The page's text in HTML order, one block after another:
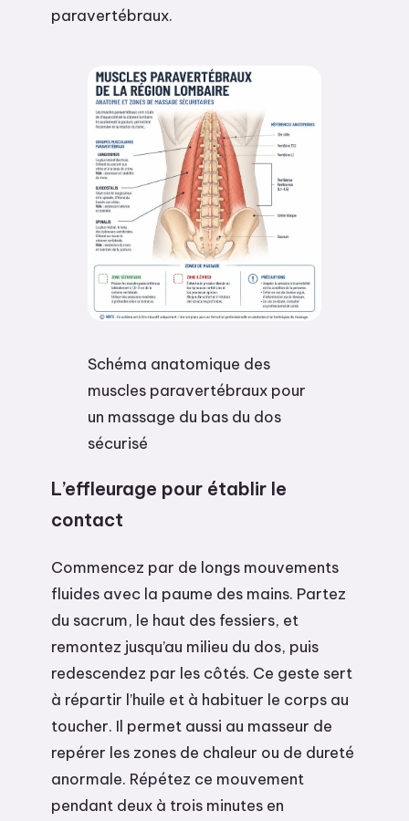
paravertébraux.
Schéma anatomique des
muscles paravertébraux pour
un massage du bas du dos
sécurisé
L’effleurage pour établir le
contact
Commencez par de longs mouvements
fluides avec la paume des mains. Partez
du sacrum, le haut des fessiers, et
remontez jusqu’au milieu du dos, puis
redescendez par les côtés. Ce geste sert
à répartir l’huile et à habituer le corps au
toucher. Il permet aussi au masseur de
repérer les zones de chaleur ou de dureté
anormale. Répétez ce mouvement
pendant deux à trois minutes en